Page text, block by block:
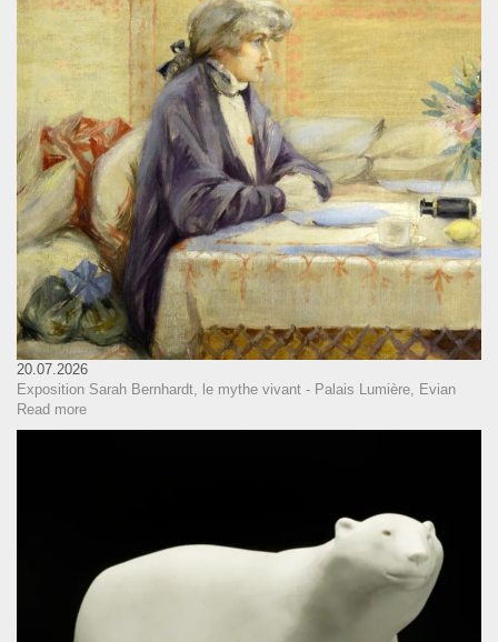
20.07.2026
Exposition Sarah Bernhardt, le mythe vivant - Palais Lumière, Evian
Read more